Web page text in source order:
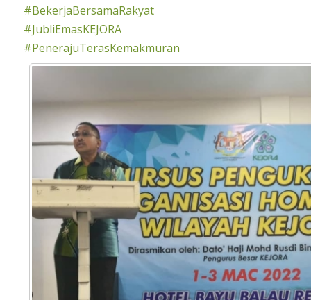
#BekerjaBersamaRakyat
#JubliEmasKEJORA
#PenerajuTerasKemakmuran